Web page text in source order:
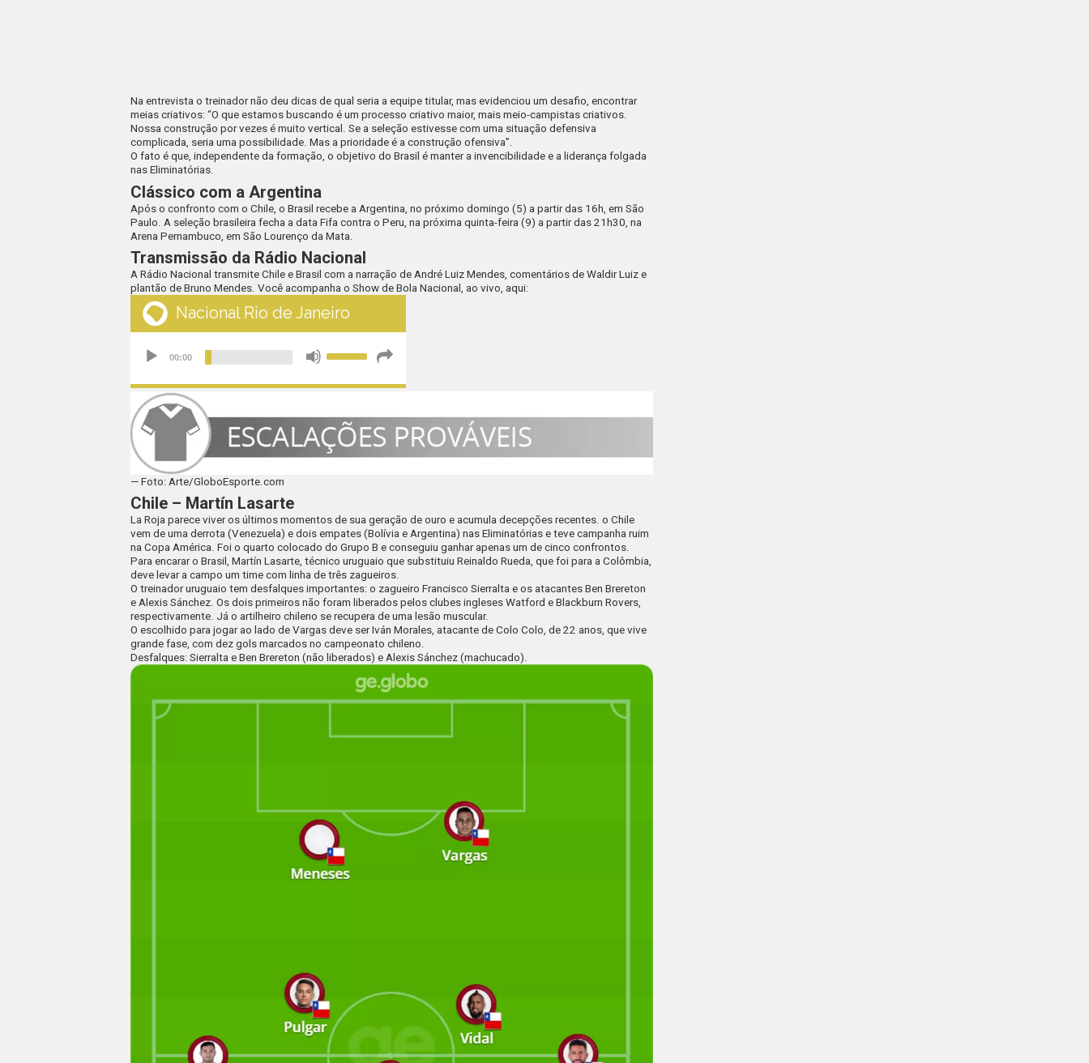
Na entrevista o treinador não deu dicas de qual seria a equipe titular, mas evidenciou um desafio, encontrar
meias criativos: “O que estamos buscando é um processo criativo maior, mais meio-campistas criativos.
Nossa construção por vezes é muito vertical. Se a seleção estivesse com uma situação defensiva
complicada, seria uma possibilidade. Mas a prioridade é a construção ofensiva”.
O fato é que, independente da formação, o objetivo do Brasil é manter a invencibilidade e a liderança folgada
nas Eliminatórias.
Clássico com a Argentina
Após o confronto com o Chile, o Brasil recebe a Argentina, no próximo domingo (5) a partir das 16h, em São
Paulo. A seleção brasileira fecha a data Fifa contra o Peru, na próxima quinta-feira (9) a partir das 21h30, na
Arena Pernambuco, em São Lourenço da Mata.
Transmissão da Rádio Nacional
ARádio Nacional transmite Chile e Brasil com a narração de André Luiz Mendes, comentários de Waldir Luiz e
plantão de Bruno Mendes. Você acompanha o Show de Bola Nacional, ao vivo, aqui:
— Foto: Arte/GloboEsporte.com
Chile – Martín Lasarte
La Roja parece viver os últimos momentos de sua geração de ouro e acumula decepções recentes. o Chile
vem de uma derrota (Venezuela) e dois empates (Bolívia e Argentina) nas Eliminatórias e teve campanha ruim
na Copa América. Foi o quarto colocado do Grupo B e conseguiu ganhar apenas um de cinco confrontos.
Para encarar o Brasil, Martín Lasarte, técnico uruguaio que substituiu Reinaldo Rueda, que foi para a Colômbia,
deve levar a campo um time com linha de três zagueiros.
O treinador uruguaio tem desfalques importantes: o zagueiroFrancisco Sierralta e os atacantesBen Brereton
e Alexis Sánchez. Os dois primeiros não foram liberados pelos clubes ingleses Watford e Blackburn Rovers,
respectivamente. Já o artilheiro chileno se recupera de uma lesão muscular.
O escolhido para jogar ao lado de Vargas deve ser Iván Morales, atacante de Colo Colo, de 22 anos, que vive
grande fase, com dez gols marcados no campeonato chileno.
Desfalques: Sierralta e Ben Brereton (não liberados) e Alexis Sánchez (machucado).